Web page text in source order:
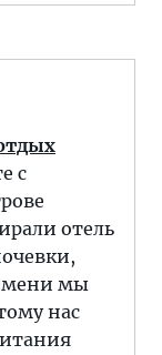
с
отель
мы
нас